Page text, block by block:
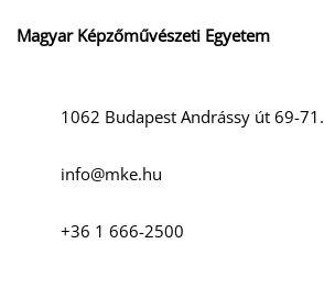
Magyar Képzőművészeti Egyetem
1062 Budapest Andrássy út 69-71.
info@mke.hu
+36 1 666-2500